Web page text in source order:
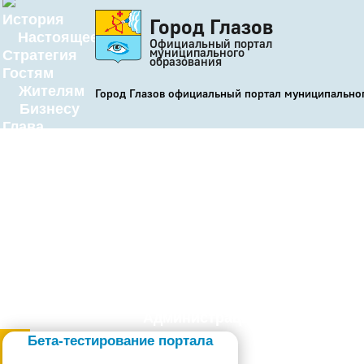
История
Настоящее
Стратегия
Гостям
Жителям
Бизнесу
Глава
Бета-тестирование портала
Город Глазов
Официальный портал
муниципального
образования
Город Глазов официальный портал